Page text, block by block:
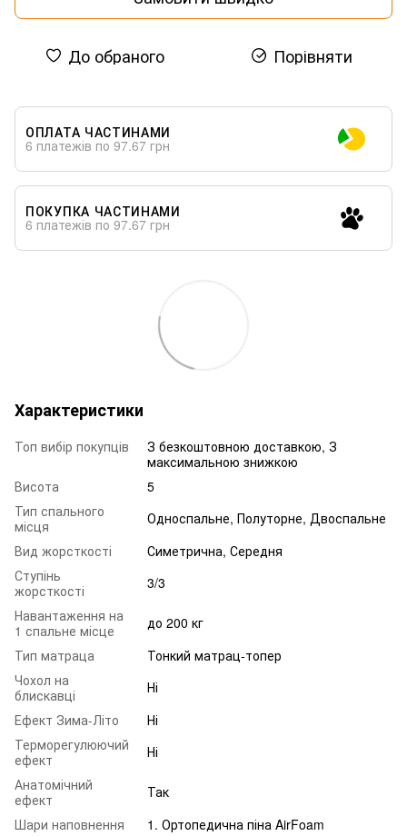
До обраного Порівняти
ОПЛАТА ЧАСТИНАМИ
6 платежів по 97.67 грн
ПОКУПКА ЧАСТИНАМИ
6 платежів по 97.67 грн
Характеристики
Топ вибір покупців
З безкоштовною доставкою, З
максимальною знижкою
Висота
5
Тип спального
місця
Односпальне, Полуторне, Двоспальне
Вид жорсткості
Симетрична, Середня
Ступінь
жорсткості
3/3
Навантаження на
1 спальне місце
до 200 кг
Тип матраца
Тонкий матрац-топер
Чохол на
блискавці
Ні
Ефект Зима-Літо
Ні
Терморегулюючий
ефект
Ні
Анатомічний
ефект
Так
Шари наповнення
1. Ортопедична піна AirFoam